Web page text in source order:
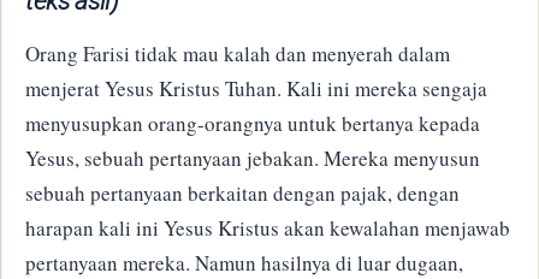
​Orang Farisi tidak mau kalah dan menyerah dalam
menjerat Yesus Kristus Tuhan. Kali ini mereka sengaja
menyusupkan orang-orangnya untuk bertanya kepada
Yesus, sebuah pertanyaan jebakan. Mereka menyusun
sebuah pertanyaan berkaitan dengan pajak, dengan
harapan kali ini Yesus Kristus akan kewalahan menjawab
pertanyaan mereka. Namun hasilnya di luar dugaan,